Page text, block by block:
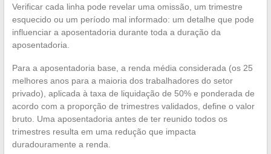
Verificar cada linha pode revelar uma omissão, um trimestre
esquecido ou um período mal informado: um detalhe que pode
influenciar a aposentadoria durante toda a duração da
aposentadoria.
Para a aposentadoria base, a renda média considerada (os 25
melhores anos para a maioria dos trabalhadores do setor
privado), aplicada à taxa de liquidação de 50% e ponderada de
acordo com a proporção de trimestres validados, define o valor
bruto. Uma aposentadoria antes de ter reunido todos os
trimestres resulta em uma redução que impacta
duradouramente a renda.